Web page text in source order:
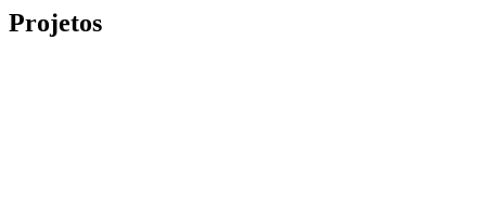
Projetos